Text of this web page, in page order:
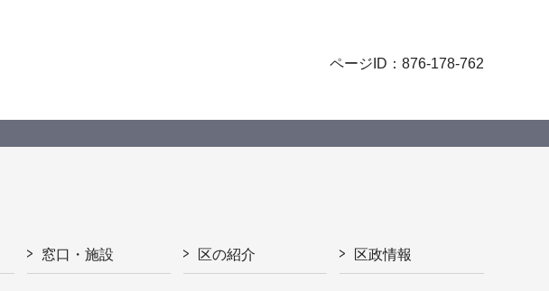
ページID：876-178-762
窓口・施設 区の紹介 区政情報